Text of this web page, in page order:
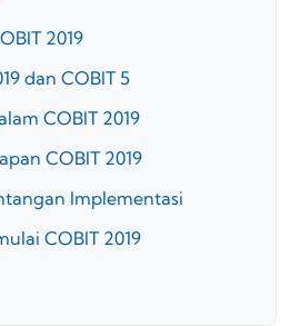
2019
dan COBIT 5
COBIT 2019
COBIT 2019
Implementasi
COBIT 2019